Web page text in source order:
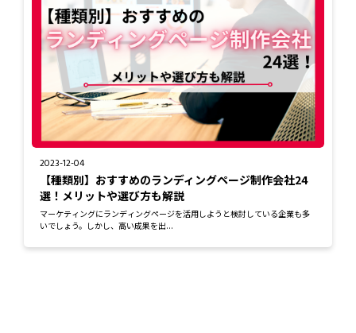
2023-12-04
【種類別】おすすめのランディングページ制作会社24
選！メリットや選び方も解説
マーケティングにランディングページを活用しようと検討している企業も多
いでしょう。しかし、高い成果を出...